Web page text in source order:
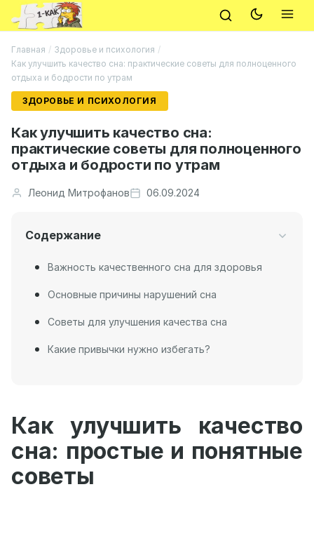
Главная / Здоровье и психология /
Как улучшить качество сна: практические советы для полноценного
отдыха и бодрости по утрам
ЗДОРОВЬЕ И ПСИХОЛОГИЯ
Как улучшить качество сна:
практические советы для полноценного
отдыха и бодрости по утрам
Леонид Митрофанов 06.09.2024
Содержание
Важность качественного сна для здоровья
Основные причины нарушений сна
Советы для улучшения качества сна
Какие привычки нужно избегать?
Как улучшить качество
сна: простые и понятные
советы